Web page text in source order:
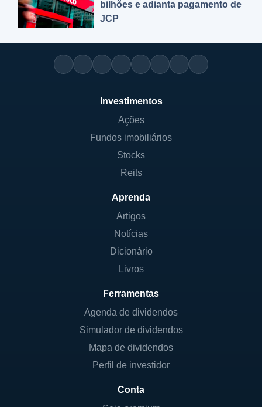
bilhões e adianta pagamento de
JCP
Investimentos
Ações
Fundos imobiliários
Stocks
Reits
Aprenda
Artigos
Notícias
Dicionário
Livros
Ferramentas
Agenda de dividendos
Simulador de dividendos
Mapa de dividendos
Perfil de investidor
Conta